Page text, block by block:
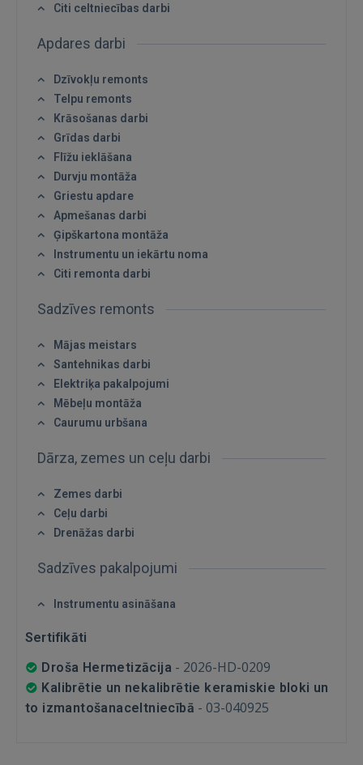
Ienākt
Aizmirsāt paroli?
 Sign in with Apple
Vēl neesat reģistrējies?
REĢISTRĀCIJA
Citi celtniecības darbi
Apdares darbi
Dzīvokļu remonts
Telpu remonts
Krāsošanas darbi
Grīdas darbi
Flīžu ieklāšana
Durvju montāža
Griestu apdare
Apmešanas darbi
Ģipškartona montāža
Instrumentu un iekārtu noma
Citi remonta darbi
Sadzīves remonts
Mājas meistars
Santehnikas darbi
Elektriķa pakalpojumi
Mēbeļu montāža
Caurumu urbšana
Dārza, zemes un ceļu darbi
Zemes darbi
Ceļu darbi
Drenāžas darbi
Sadzīves pakalpojumi
Instrumentu asināšana
Sertifikāti
Droša Hermetizācija - 2026-HD-0209
Kalibrētie un nekalibrētie keramiskie bloki un
to izmantošanaceltniecībā - 03-040925